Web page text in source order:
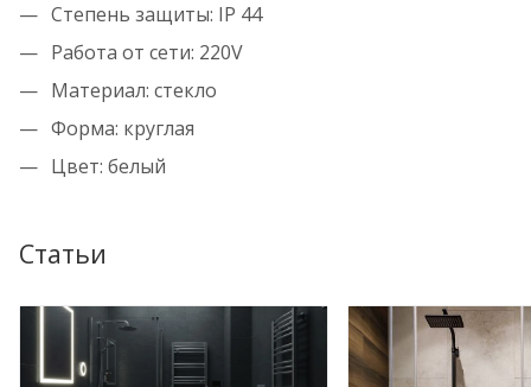
Степень защиты: IP 44
Работа от сети: 220V
Материал: стекло
Форма: круглая
Цвет: белый
Статьи